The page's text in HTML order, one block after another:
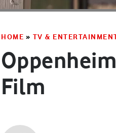
HOME » TV &
Film